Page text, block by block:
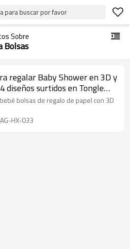
para buscar por favor
Sobre
Bolsas
regalar Baby Shower en 3D y
diseños surtidos en Tongle
bolsas de regalo de papel con 3D
HX-033